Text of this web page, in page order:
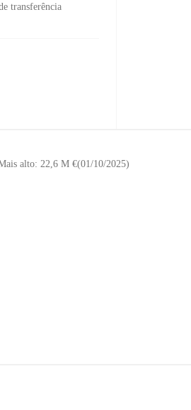
transferência
alto: 22,6 M €(01/10/2025)